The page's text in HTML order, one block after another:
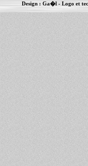
Design : Ga�l- Logo et
MacBook Pro -